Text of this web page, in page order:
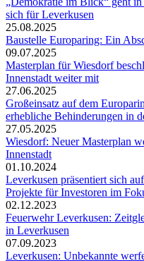
sich für Leverkusen
25.08.2025
Baustelle Europaring: Ein
09.07.2025
Masterplan für Wiesdorf
Innenstadt weiter mit
27.06.2025
Großeinsatz auf dem
erhebliche Behinderungen in
27.05.2025
Wiesdorf: Neuer Masterplan
Innenstadt
01.10.2024
Leverkusen präsentiert sich
Projekte für Investoren im
02.12.2023
Feuerwehr Leverkusen:
in Leverkusen
07.09.2023
Leverkusen: Unbekannte